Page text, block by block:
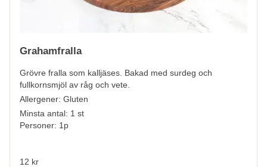
Grahamfralla
Grövre fralla som kalljäses. Bakad med surdeg och
fullkornsmjöl av råg och vete.
Allergener: Gluten
Minsta antal: 1 st
Personer: 1p
12 kr